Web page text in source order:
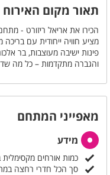
שולחן פינג פונג
תאור מקום האירוח
הכירו את אריאל ריזורט -
מציע חוויה ייחודית עם
פינות ישיבה מעוצבות, בר
והגברה מתקדמות – כל מה
מאפייני המתחם
מידע
כמות אורחים מקסימלית
סך הכל חדרי רחצה